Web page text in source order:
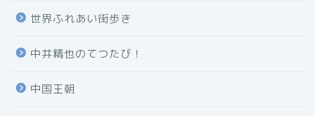
世界ふれあい街歩き
中井精也のてつたび！
中国王朝